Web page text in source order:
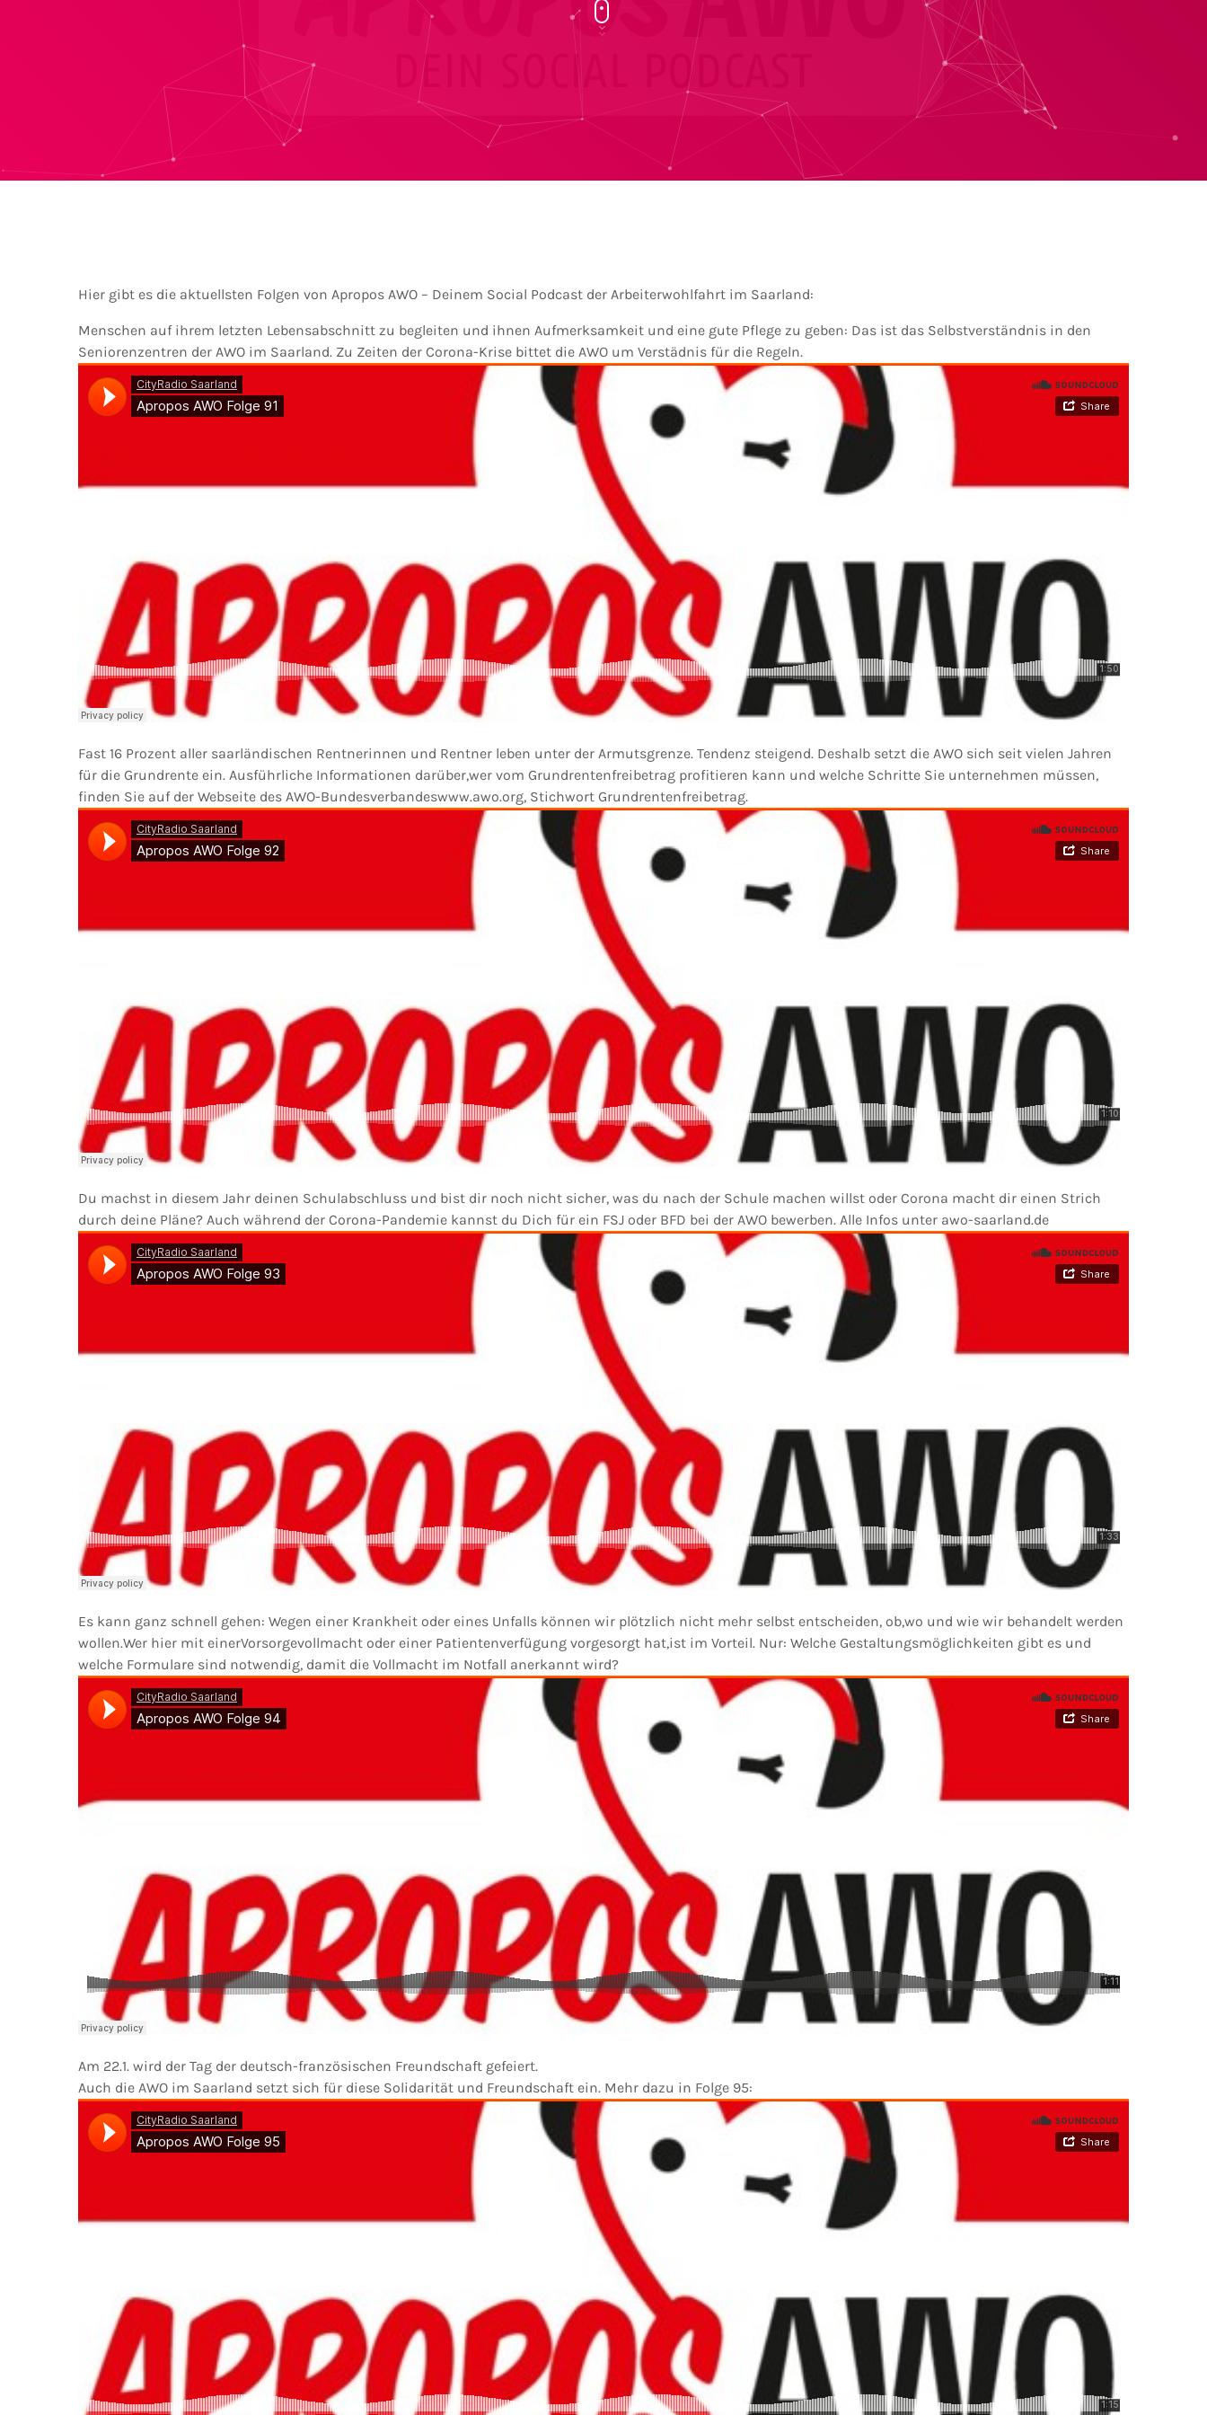
Hier gibt es die aktuellsten Folgen von Apropos AWO – Deinem Social Podcast der Arbeiterwohlfahrt im Saarland:
Menschen auf ihrem letzten Lebensabschnitt zu begleiten und ihnen Aufmerksamkeit und eine gute Pflege zu geben: Das ist das Selbstverständnis in den
Seniorenzentren der AWO im Saarland. Zu Zeiten der Corona-Krise bittet die AWO um Verstädnis für die Regeln.
Fast 16 Prozent aller saarländischen Rentnerinnen und Rentner leben unter der Armutsgrenze. Tendenz steigend. Deshalb setzt die AWO sich seit vielen Jahren
für die Grundrente ein. Ausführliche Informationen darüber,wer vom Grundrentenfreibetrag profitieren kann und welche Schritte Sie unternehmen müssen,
finden Sie auf der Webseite des AWO-Bundesverbandeswww.awo.org, Stichwort Grundrentenfreibetrag.
Du machst in diesem Jahr deinen Schulabschluss und bist dir noch nicht sicher, was du nach der Schule machen willst oder Corona macht dir einen Strich
durch deine Pläne? Auch während der Corona-Pandemie kannst du Dich für ein FSJ oder BFD bei der AWO bewerben. Alle Infos unter awo-saarland.de
Es kann ganz schnell gehen: Wegen einer Krankheit oder eines Unfalls können wir plötzlich nicht mehr selbst entscheiden, ob,wo und wie wir behandelt werden
wollen.Wer hier mit einerVorsorgevollmacht oder einer Patientenverfügung vorgesorgt hat,ist im Vorteil. Nur: Welche Gestaltungsmöglichkeiten gibt es und
welche Formulare sind notwendig, damit die Vollmacht im Notfall anerkannt wird?
Am 22.1. wird der Tag der deutsch-französischen Freundschaft gefeiert.
Auch die AWO im Saarland setzt sich für diese Solidarität und Freundschaft ein. Mehr dazu in Folge 95: